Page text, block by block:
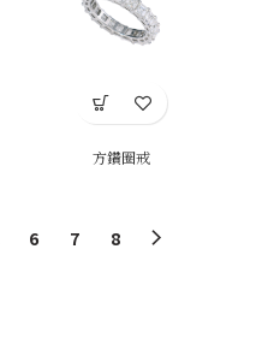
方鑽圈戒
6 7 8